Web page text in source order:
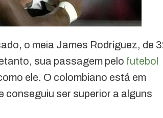
o meia James Rodríguez, de
sua passagem pelo futebol
ele. O colombiano está em
conseguiu ser superior a alguns